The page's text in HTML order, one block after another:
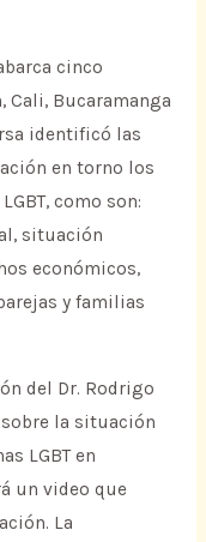
cinco
Cali, Bucaramanga
identificó las
en torno los
como son:
situación
económicos,
y familias
del Dr. Rodrigo
la situación
LGBT en
un video que
La